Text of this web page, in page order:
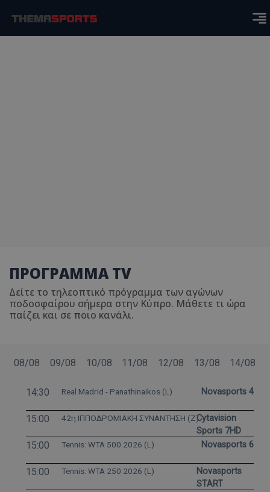
ΠΡΟΓΡΑΜΜΑ TV
Δείτε το τηλεοπτικό πρόγραμμα των αγώνων
ποδοσφαίρου σήμερα στην Κύπρο. Μάθετε τι ώρα
παίζει και σε ποιο κανάλι.
08/08 09/08 10/08 11/08 12/08 13/08 14/08
14:30 Real Madrid - Panathinaikos (L) Novasports 4
15:00 42η ΙΠΠΟΔΡΟΜΙΑΚΗ ΣΥΝΑΝΤΗΣΗ (Z)Cytavision
Sports 7HD
15:00 Tennis: WTA 500 2026 (L) Novasports 6
15:00 Tennis: WTA 250 2026 (L)
Novasports
START